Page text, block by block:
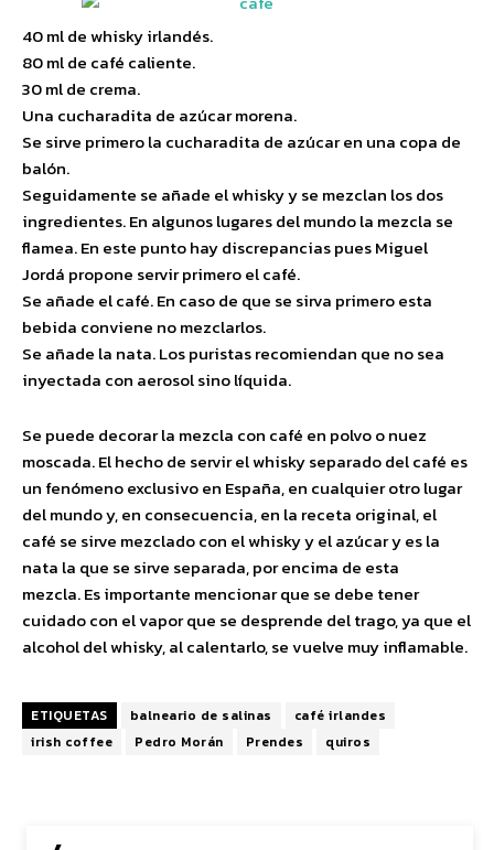
40 ml de whisky irlandés.
80 ml de café caliente.
30 ml de crema.
Una cucharadita de azúcar morena.
Se sirve primero la cucharadita de azúcar en una copa de
balón.
Seguidamente se añade el whisky y se mezclan los dos
ingredientes. En algunos lugares del mundo la mezcla se
flamea. En este punto hay discrepancias pues Miguel
Jordá propone servir primero el café.
Se añade el café. En caso de que se sirva primero esta
bebida conviene no mezclarlos.
Se añade la nata. Los puristas recomiendan que no sea
inyectada con aerosol sino líquida.
Se puede decorar la mezcla con café en polvo o nuez
moscada. El hecho de servir el whisky separado del café es
un fenómeno exclusivo en España, en cualquier otro lugar
del mundo y, en consecuencia, en la receta original, el
café se sirve mezclado con el whisky y el azúcar y es la
nata la que se sirve separada, por encima de esta
mezcla. Es importante mencionar que se debe tener
cuidado con el vapor que se desprende del trago, ya que el
alcohol del whisky, al calentarlo, se vuelve muy inflamable.
ETIQUETAS balneario de salinas
café irlandes
irish coffee
Pedro Morán Prendes quiros